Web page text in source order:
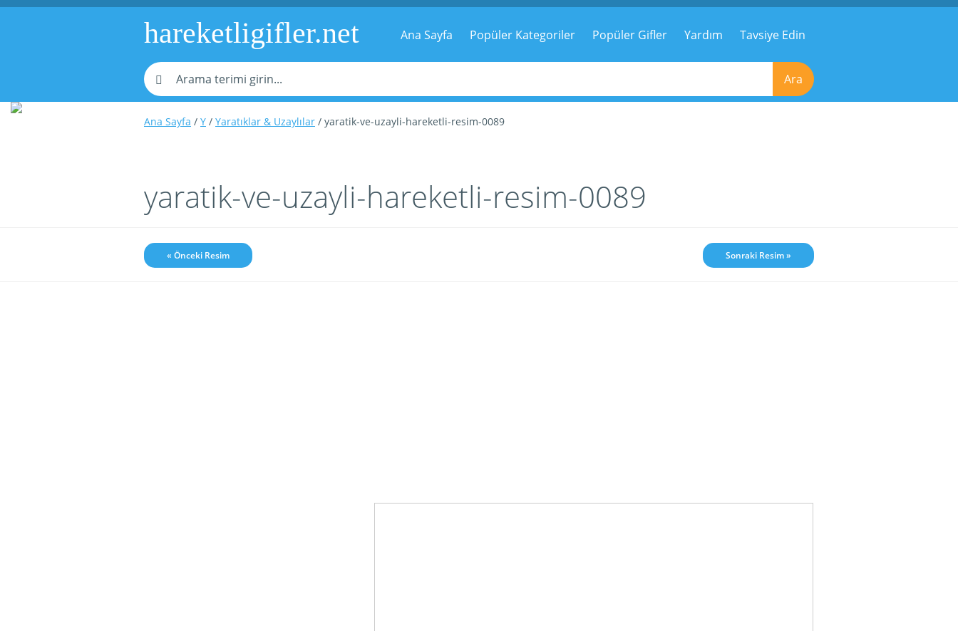
hareketligifler.net Ana Sayfa Popüler Kategoriler Popüler Gifler Yardım Tavsiye Edin
Ara
Ana Sayfa / Y / Yaratıklar & Uzaylılar / yaratik-ve-uzayli-hareketli-resim-0089
yaratik-ve-uzayli-hareketli-resim-0089
« Önceki Resim Sonraki Resim »